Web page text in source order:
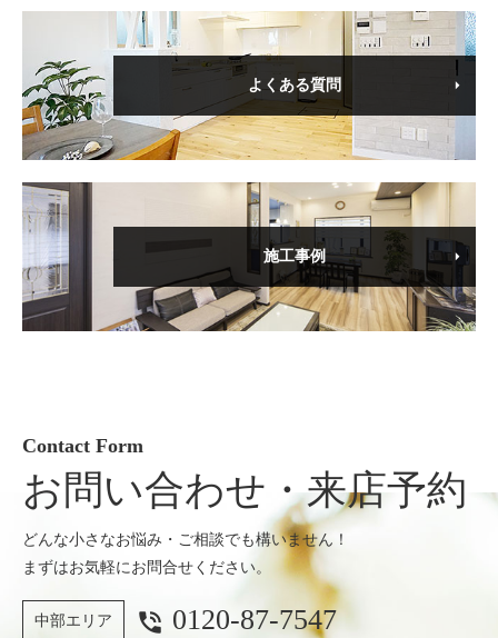
よくある質問
施工事例
Contact Form
お問い合わせ・来店予約
どんな小さなお悩み・ご相談でも構いません！
まずはお気軽にお問合せください。
中部エリア phone_in_talk 0120-87-7547